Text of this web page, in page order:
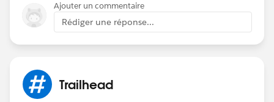
Ajouter un commentaire
Rédiger une réponse...
Trailhead